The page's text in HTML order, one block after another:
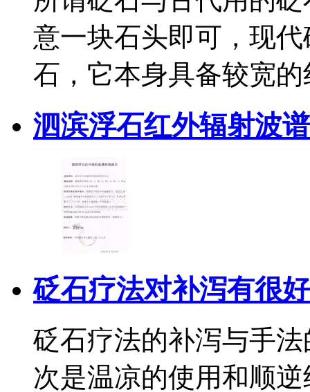
意一块石头即可，现
石，它本身具备较宽
泗滨浮石红外辐射波
砭石疗法对补泻有很
砭石疗法的补泻与手
次是温凉的使用和顺